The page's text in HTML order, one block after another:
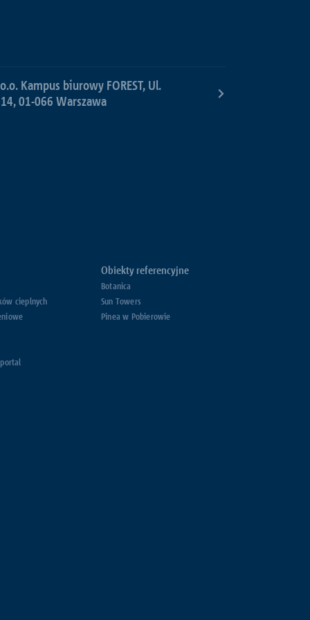
Kampus biurowy FOREST, Ul.
01-066 Warszawa
cieplnych
Obiekty referencyjne
Botanica
Sun Towers
Pinea w Pobierowie